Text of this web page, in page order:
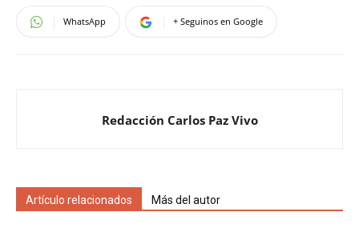
WhatsApp + Seguinos en Google
Redacción Carlos Paz Vivo
Artículo relacionados Más del autor